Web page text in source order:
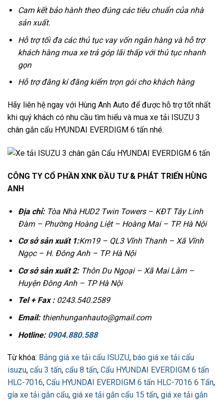
Cam kết bảo hành theo đúng các tiêu chuẩn của nhà
sản xuất.
Hỗ trợ tối đa các thủ tục vay vốn ngân hàng và hỗ trợ
khách hàng mua xe trả góp lãi thấp với thủ tục nhanh
gọn
Hỗ trợ đăng kí đăng kiểm trọn gói cho khách hàng
Hãy liên hệ ngay với Hùng Anh Auto để được hỗ trợ tốt nhất
khi quý khách có nhu cầu tìm hiểu và mua xe tải ISUZU 3
chân gắn cẩu HYUNDAI EVERDIGM 6 tấn nhé.
CÔNG TY CỔ PHẦN XNK ĐẦU TƯ & PHÁT TRIỂN HÙNG
ANH
Địa chỉ:Tòa Nhà HUD2 Twin Towers – KĐT Tây Linh
Đàm – Phường Hoàng Liệt – Hoàng Mai – TP. Hà Nội
Cơ sở sản xuất 1:Km19 – QL3 Vĩnh Thanh – Xã Vĩnh
Ngọc – H. Đông Anh – TP. Hà Nội
Cơ sở sản xuất 2:Thôn Du Ngoại – Xã Mai Lâm –
Huyện Đông Anh – TP Hà Nội
Tel + Fax :0243.540.2589
Email:thienhunganhauto@gmail.com
Hotline: 0904.880.588
Từ khóa: Bảng giá xe tải cẩu ISUZU, báo giá xe tải cẩu
isuzu, cẩu 3 tấn, cẩu 8 tấn, Cẩu HYUNDAI EVERDIGM 6 tấn
HLC-7016, Cẩu HYUNDAI EVERDIGM 6 tấn HLC-7016 6 Tấn,
gía xe tải gắn cẩu, giá xe tải gắn cẩu 15 tấn, giá xe tải gắn